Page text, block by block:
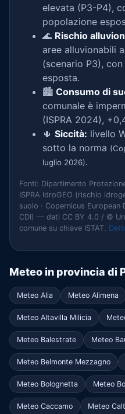
elevata (P3-P4),
popolazione
🌊 Rischio
aree alluvionabili
(scenario P3),
esposta.
🏙️ Consumo di
comunale è
(ISPRA 2024),
🌵 Siccità: livello
sotto la norma
luglio 2026).
Fonti: Dipartimento
ISPRA IdroGEO (rischio
suolo · Copernicus
CDI) — dati CC BY 4.0 / ©
comune su chiave ISTAT.
Meteo in provincia di
Meteo Alia Meteo Alimena
Meteo Altavilla Milicia
Meteo Balestrate Meteo
Meteo Belmonte Mezzagno
Meteo Bolognetta Meteo
Meteo Caccamo Meteo